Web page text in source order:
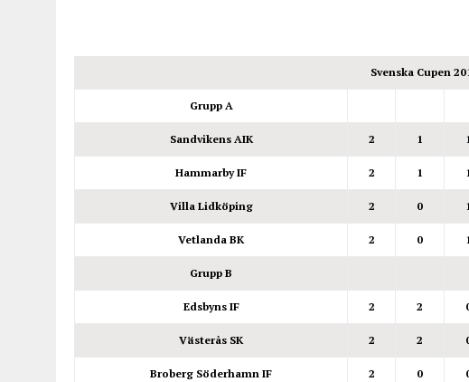
Svenska Cupen
Grupp A
Sandvikens AIK 2 1 1
Hammarby IF 2 1 1
Villa Lidköping 2 0 1
Vetlanda BK 2 0 1
Grupp B
Edsbyns IF 2 2
Västerås SK 2 2
Broberg Söderhamn IF 2 0